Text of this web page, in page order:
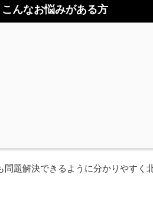
こんなお悩みがある方
題解決できるように分かりやすく